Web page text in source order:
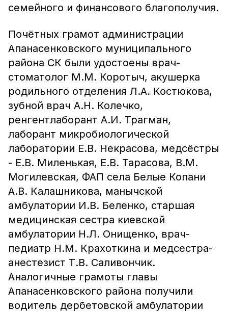
семейного и финансового благополучия.
Почётных грамот администрации
Апанасенковского муниципального
района СК были удостоены врач-
стоматолог М.М. Коротыч, акушерка
родильного отделения Л.А. Костюкова,
зубной врач А.Н. Колечко,
ренгентлаборант А.И. Трагман,
лаборант микробиологической
лаборатории Е.В. Некрасова, медсёстры
- Е.В. Миленькая, Е.В. Тарасова, В.М.
Могилевская, ФАП села Белые Копани
А.В. Калашникова, манычской
амбулатории И.В. Беленко, старшая
медицинская сестра киевской
амбулатории Н.Л. Онищенко, врач-
педиатр Н.М. Крахоткина и медсестра-
анестезист Т.В. Саливончик.
Аналогичные грамоты главы
Апанасенковского района получили
водитель дербетовской амбулатории